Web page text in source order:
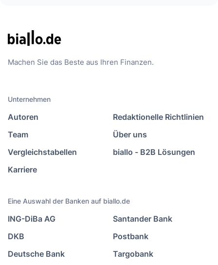
Machen Sie das Beste aus Ihren Finanzen.
Unternehmen
Autoren
Team
Vergleichstabellen
Karriere
Redaktionelle Richtlinien
Über uns
biallo - B2B Lösungen
Eine Auswahl der Banken auf biallo.de
ING-DiBa AG
DKB
Deutsche Bank
Santander Bank
Postbank
Targobank